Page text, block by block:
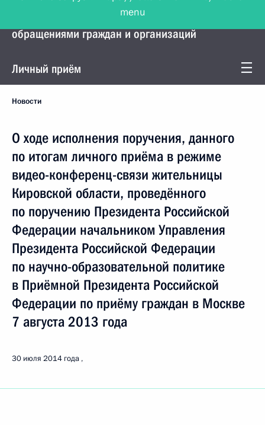
Управление Президента по работе с
обращениями граждан и организаций
Личный приём
Новости
О ходе исполнения поручения, данного
по итогам личного приёма в режиме
видео-конференц-связи жительницы
Кировской области, проведённого
по поручению Президента Российской
Федерации начальником Управления
Президента Российской Федерации
по научно-образовательной политике
в Приёмной Президента Российской
Федерации по приёму граждан в Москве
7 августа 2013 года
30 июля 2014 года
menu